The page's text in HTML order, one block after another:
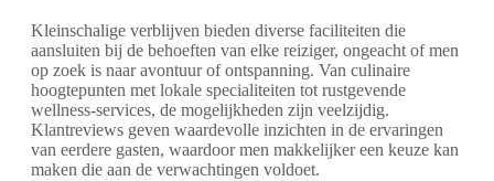
Kleinschalige verblijven bieden diverse faciliteiten die
aansluiten bij de behoeften van elke reiziger, ongeacht of men
op zoek is naar avontuur of ontspanning. Van culinaire
hoogtepunten met lokale specialiteiten tot rustgevende
wellness-services, de mogelijkheden zijn veelzijdig.
Klantreviews geven waardevolle inzichten in de ervaringen
van eerdere gasten, waardoor men makkelijker een keuze kan
maken die aan de verwachtingen voldoet.